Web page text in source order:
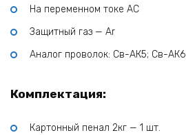
На переменном токе AC
Защитный газ — Ar
Аналог проволок: Св-АК5; Св-АК6
Комплектация:
Картонный пенал 2кг — 1 шт.